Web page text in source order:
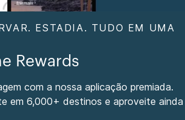
ESTADIA. TUDO EM UMA
Rewards
com a nossa aplicação premiada.
em 6,000+ destinos e aproveite ainda